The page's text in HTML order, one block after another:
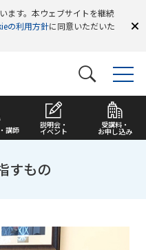
ます。本ウェブサイトを継続
の利用方針に同意いただいた
講師
説明会・
イベント
受講料・
お申し込み
すもの